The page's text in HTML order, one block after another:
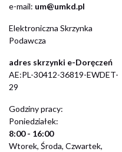
​e-mail: um@umkd.pl
Elektroniczna Skrzynka
Podawcza
adres skrzynki e-Doręczeń
AE:PL-30412-36819-EWDET-
29
Godziny pracy:
Poniedziałek:
8:00 - 16:00
Wtorek, Środa, Czwartek,